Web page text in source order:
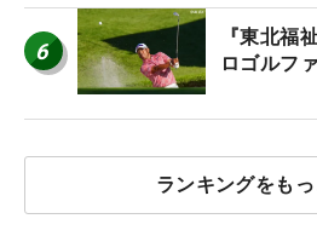
6
『東北福
ロゴルフ
ランキングをも